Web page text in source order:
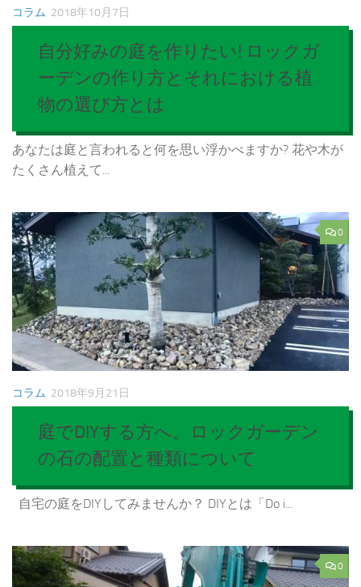
コラム 2018年10月7日
自分好みの庭を作りたい! ロックガ
ーデンの作り方とそれにおける植
物の選び方とは
あなたは庭と言われると何を思い浮かべますか? 花や木が
たくさん植えて...
0
コラム 2018年9月21日
庭でDIYする方へ。ロックガーデン
の石の配置と種類について
自宅の庭をDIYしてみませんか？ DIYとは「Do i...
0